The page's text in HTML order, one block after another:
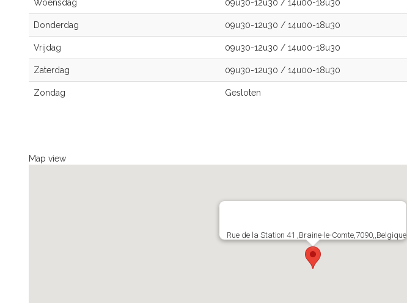
Woensdag 09u30-12u30 / 14u00-18u30
Donderdag 09u30-12u30 / 14u00-18u30
Vrijdag 09u30-12u30 / 14u00-18u30
Zaterdag 09u30-12u30 / 14u00-18u30
Zondag Gesloten
Map view
Rue de la Station 41 ,Braine-le-Comte,7090,,Belgique